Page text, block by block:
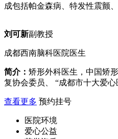
成包括帕金森病、特发性震颤
刘可新副教授
成都西南脑科医院医生
简介： 矫形外科医生，中国矫
复协会委员、 “成都市十大爱
查看更多 预约挂号
医院环境
爱心公益